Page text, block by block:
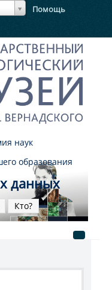
Помощь
наук
образования
данных
Кто?